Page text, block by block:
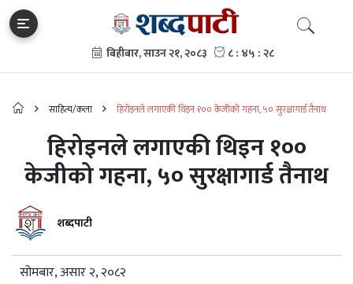
साहित्य/कला हिरोइनले लगाएकी थिइन १०० केजीको गहना, ५० सुरक्षागार्ड तैनाथ
हिरोइनले लगाएकी थिइन १००
केजीको गहना, ५० सुरक्षागार्ड तैनाथ
शब्दपाटी
सोमबार, असार २, २०८२